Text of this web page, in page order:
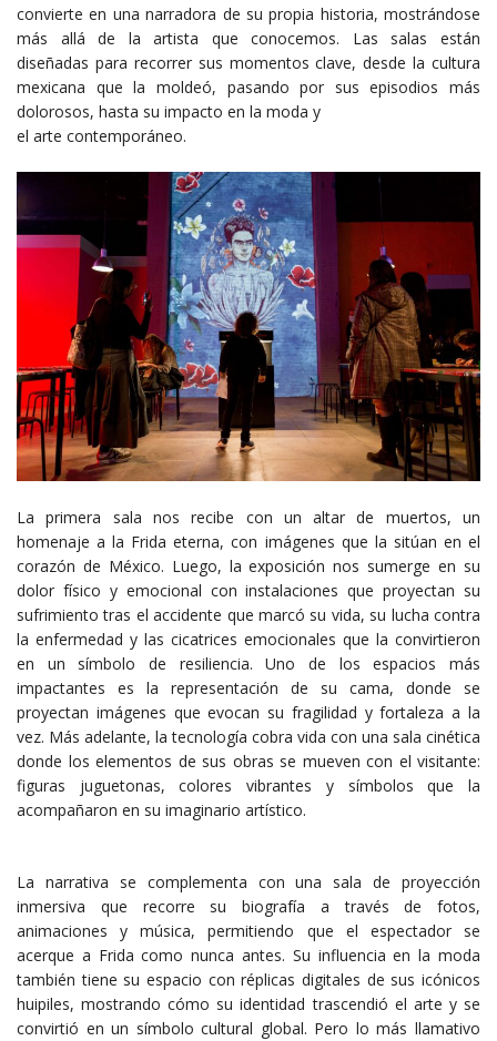
convierte en una narradora de su propia historia, mostrándose
más allá de la artista que conocemos. Las salas están
diseñadas para recorrer sus momentos clave, desde la cultura
mexicana que la moldeó, pasando por sus episodios más
dolorosos, hasta su impacto en la moda y
el arte contemporáneo.
La primera sala nos recibe con un altar de muertos, un
homenaje a la Frida eterna, con imágenes que la sitúan en el
corazón de México. Luego, la exposición nos sumerge en su
dolor físico y emocional con instalaciones que proyectan su
sufrimiento tras el accidente que marcó su vida, su lucha contra
la enfermedad y las cicatrices emocionales que la convirtieron
en un símbolo de resiliencia. Uno de los espacios más
impactantes es la representación de su cama, donde se
proyectan imágenes que evocan su fragilidad y fortaleza a la
vez. Más adelante, la tecnología cobra vida con una sala cinética
donde los elementos de sus obras se mueven con el visitante:
figuras juguetonas, colores vibrantes y símbolos que la
acompañaron en su imaginario artístico.
La narrativa se complementa con una sala de proyección
inmersiva que recorre su biografía a través de fotos,
animaciones y música, permitiendo que el espectador se
acerque a Frida como nunca antes. Su influencia en la moda
también tiene su espacio con réplicas digitales de sus icónicos
huipiles, mostrando cómo su identidad trascendió el arte y se
convirtió en un símbolo cultural global. Pero lo más llamativo